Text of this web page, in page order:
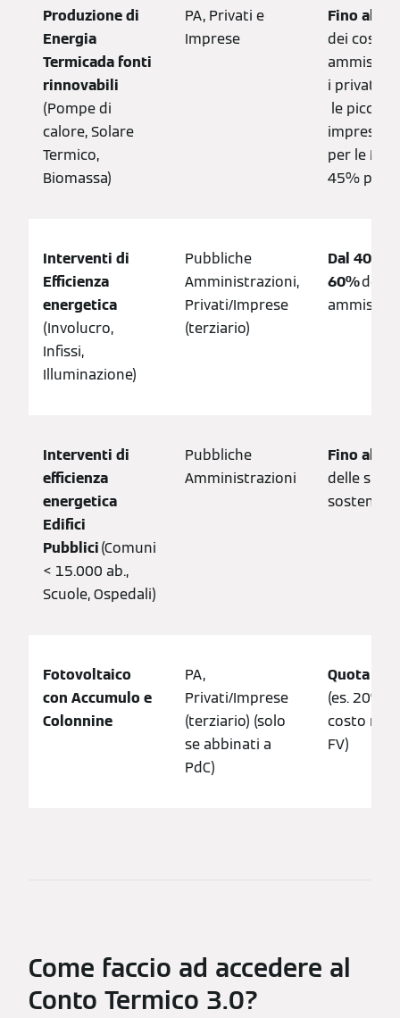
Produzione di
Energia
Termicada fonti
rinnovabili
(Pompe di
calore, Solare
Termico,
Biomassa)
PA, Privati e
Imprese
Fino al
dei costi
i privati e
le piccole
imprese,
per le MI e
45% per
Interventi di
Efficienza
energetica
(Involucro,
Infissi,
Illuminazione)
Pubbliche
Amministrazioni,
Privati/Imprese
(terziario)
Dal 40%
60%dei
Interventi di
efficienza
energetica
Edifici
Pubblici(Comuni
< 15.000 ab.,
Scuole, Ospedali)
Pubbliche
Amministrazioni
Fino al
delle
sostenute.
Fotovoltaico
con Accumulo e
Colonnine
PA,
Privati/Imprese
(terziario) (solo
se abbinati a
PdC)
Quota
(es. 20%
costo
FV)
Come faccio ad accedere al
Conto Termico 3.0?